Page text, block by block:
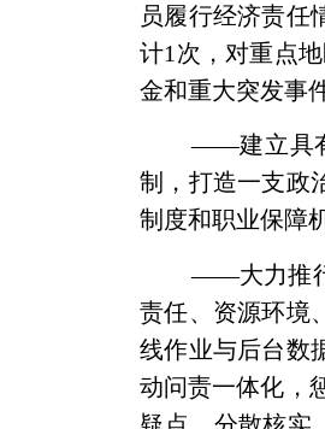
员履行经济责任
计1 次，对重点
金和重大突发事
——建立具
制，打造一支政
制度和职业保障
——大力推行
责任、资源环境
线作业与后台数
动问责一体化，